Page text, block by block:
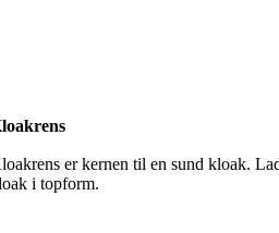
er kernen til en sund kloak.
i topform.